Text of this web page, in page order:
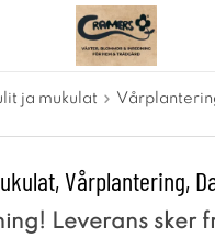
ja mukulat
Vårplantering,
Leverans sker